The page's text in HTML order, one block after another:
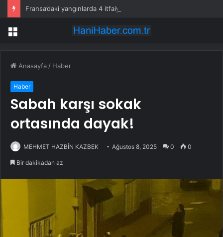
Fransa’daki yangınlarda 4 itfaiye eri hayatını kaybetti
Menü
Anasayfa / Haber
Haber
Sabah karşı sokak
ortasında dayak!
MEHMET HAZBİN KAZBEK Ağustos 8, 2025 0 0
Bir dakikadan az